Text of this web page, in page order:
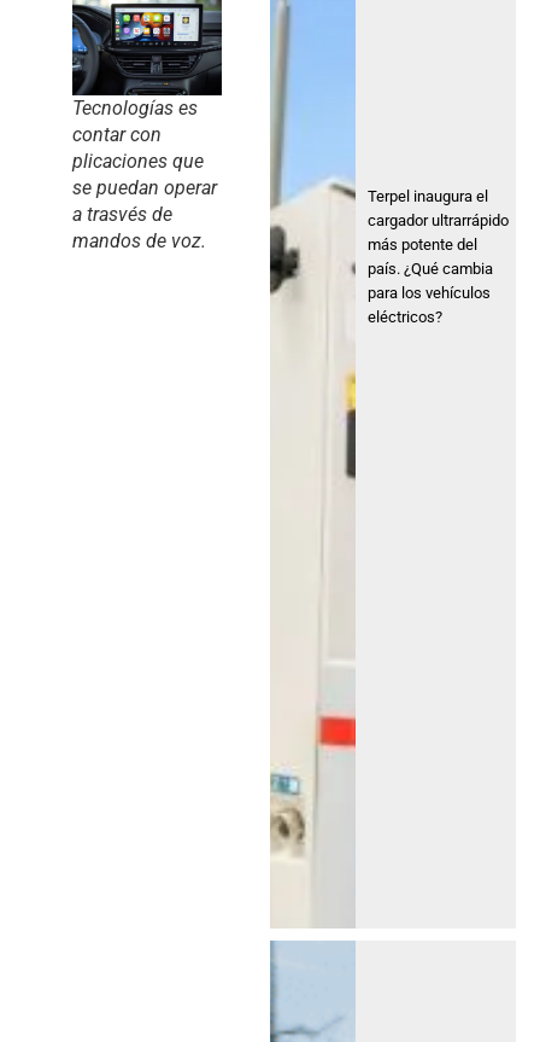
Tecnologías es
contar con
plicaciones que
se puedan operar
a trasvés de
mandos de voz.
Terpel inaugura el
cargador ultrarrápido
más potente del
país. ¿Qué cambia
para los vehículos
eléctricos?